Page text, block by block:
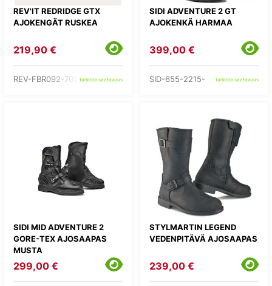
REV'IT REDRIDGE GTX
AJOKENGÄT RUSKEA
219,90 €
REV-FBR092-7010-tarkista saatavuus
SIDI ADVENTURE 2 GT
AJOKENKÄ HARMAA
399,00 €
SID-655-2215- tarkista saatavuus
SIDI MID ADVENTURE 2
GORE-TEX AJOSAAPAS
MUSTA
299,00 €
STYLMARTIN LEGEND
VEDENPITÄVÄ AJOSAAPAS
239,00 €